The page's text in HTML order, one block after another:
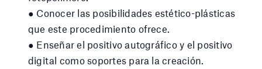
● Conocer las posibilidades estético-plásticas
que este procedimiento ofrece.
● Enseñar el positivo autográfico y el positivo
digital como soportes para la creación.